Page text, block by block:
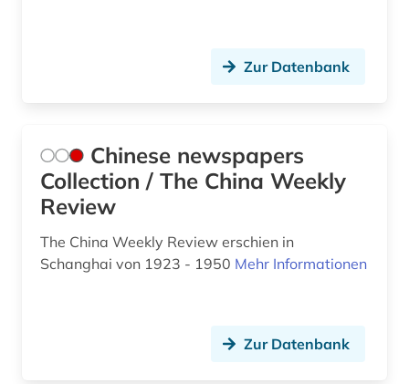
sportmedizin (1)
sportpraxis (1)
Zur Datenbank
Chinese newspapers
Collection / The China Weekly
Review
The China Weekly Review erschien in
Schanghai von 1923 - 1950 Mehr Informationen
Zur Datenbank